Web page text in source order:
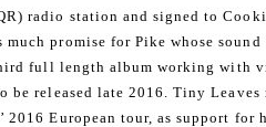
radio station and signed to
much promise for Pike whose
full length album working with
be released late 2016. Tiny
2016 European tour, as support for